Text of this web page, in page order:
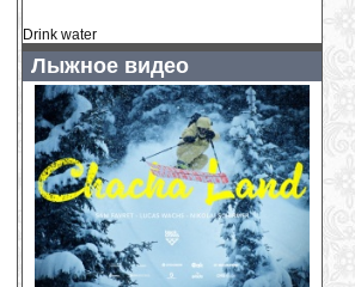
Главный тренер ÖSV: «В Норвегии я
никому не могу помочь»(2026-07-30)
Как «Тур де Франс» вдохновил
Фредди Меркьюри на Bicycle Race
2026-07-30)
У Хенрика Кристофферсена родилась
дочь(2026-07-29
Камиль Раст - новый амбассадор
Ducati Switzerland
2026-07-29)
У горнолыжного комплекса «Логойск»
появился новый владелец...(2026-07-
29)
Drink water
Лыжное видео